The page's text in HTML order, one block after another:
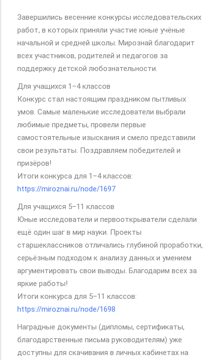
Завершились весенние конкурсы исследовательских
работ, в которых приняли участие юные учёные
начальной и средней школы. Мирознай благодарит
всех участников, родителей и педагогов за
поддержку детской любознательности.
Для учащихся 1–4 классов
Конкурс стал настоящим праздником пытливых
умов. Самые маленькие исследователи выбрали
любимые предметы, провели первые
самостоятельные изыскания и смело представили
свои результаты. Поздравляем победителей и
призёров!
Итоги конкурса для 1–4 классов:
https://miroznai.ru/node/1697
Для учащихся 5–11 классов
Юные исследователи и первооткрыватели сделали
ещё один шаг в мир науки. Проекты
старшеклассников отличались глубиной проработки,
серьёзным подходом к анализу данных и умением
аргументировать свои выводы. Благодарим всех за
яркие работы!
Итоги конкурса для 5–11 классов:
https://miroznai.ru/node/1698
Наградные документы (дипломы, сертификаты,
благодарственные письма руководителям) уже
доступны для скачивания в личных кабинетах на